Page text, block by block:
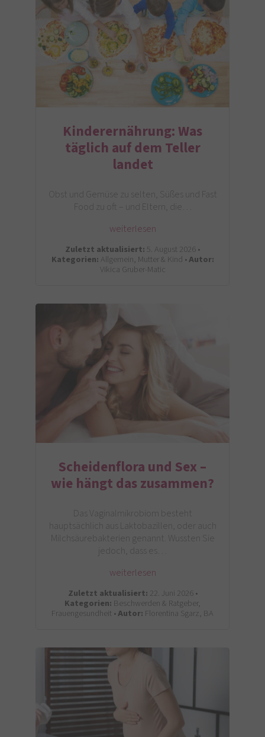
Kinderernährung: Was
täglich auf dem Teller
landet
Obst und Gemüse zu selten, Süßes und Fast
Food zu oft – und Eltern, die…
weiterlesen
Zuletzt aktualisiert: 5. August 2026 •
Kategorien: Allgemein, Mutter & Kind •Autor:
Vikica Gruber-Matic
Scheidenflora und Sex –
wie hängt das zusammen?
Das Vaginalmikrobiom besteht
hauptsächlich aus Laktobazillen, oder auch
Milchsäurebakterien genannt. Wussten Sie
jedoch, dass es…
weiterlesen
Zuletzt aktualisiert: 22. Juni 2026 •
Kategorien: Beschwerden & Ratgeber,
Frauengesundheit •Autor: Florentina Sgarz, BA